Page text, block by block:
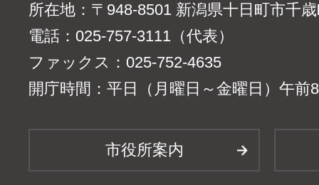
所在地：〒948-8501 新潟県十日町市千
電話：025-757-3111（代表）
ファックス：025-752-4635
開庁時間：平日（月曜日～金曜日）午前
市役所案内